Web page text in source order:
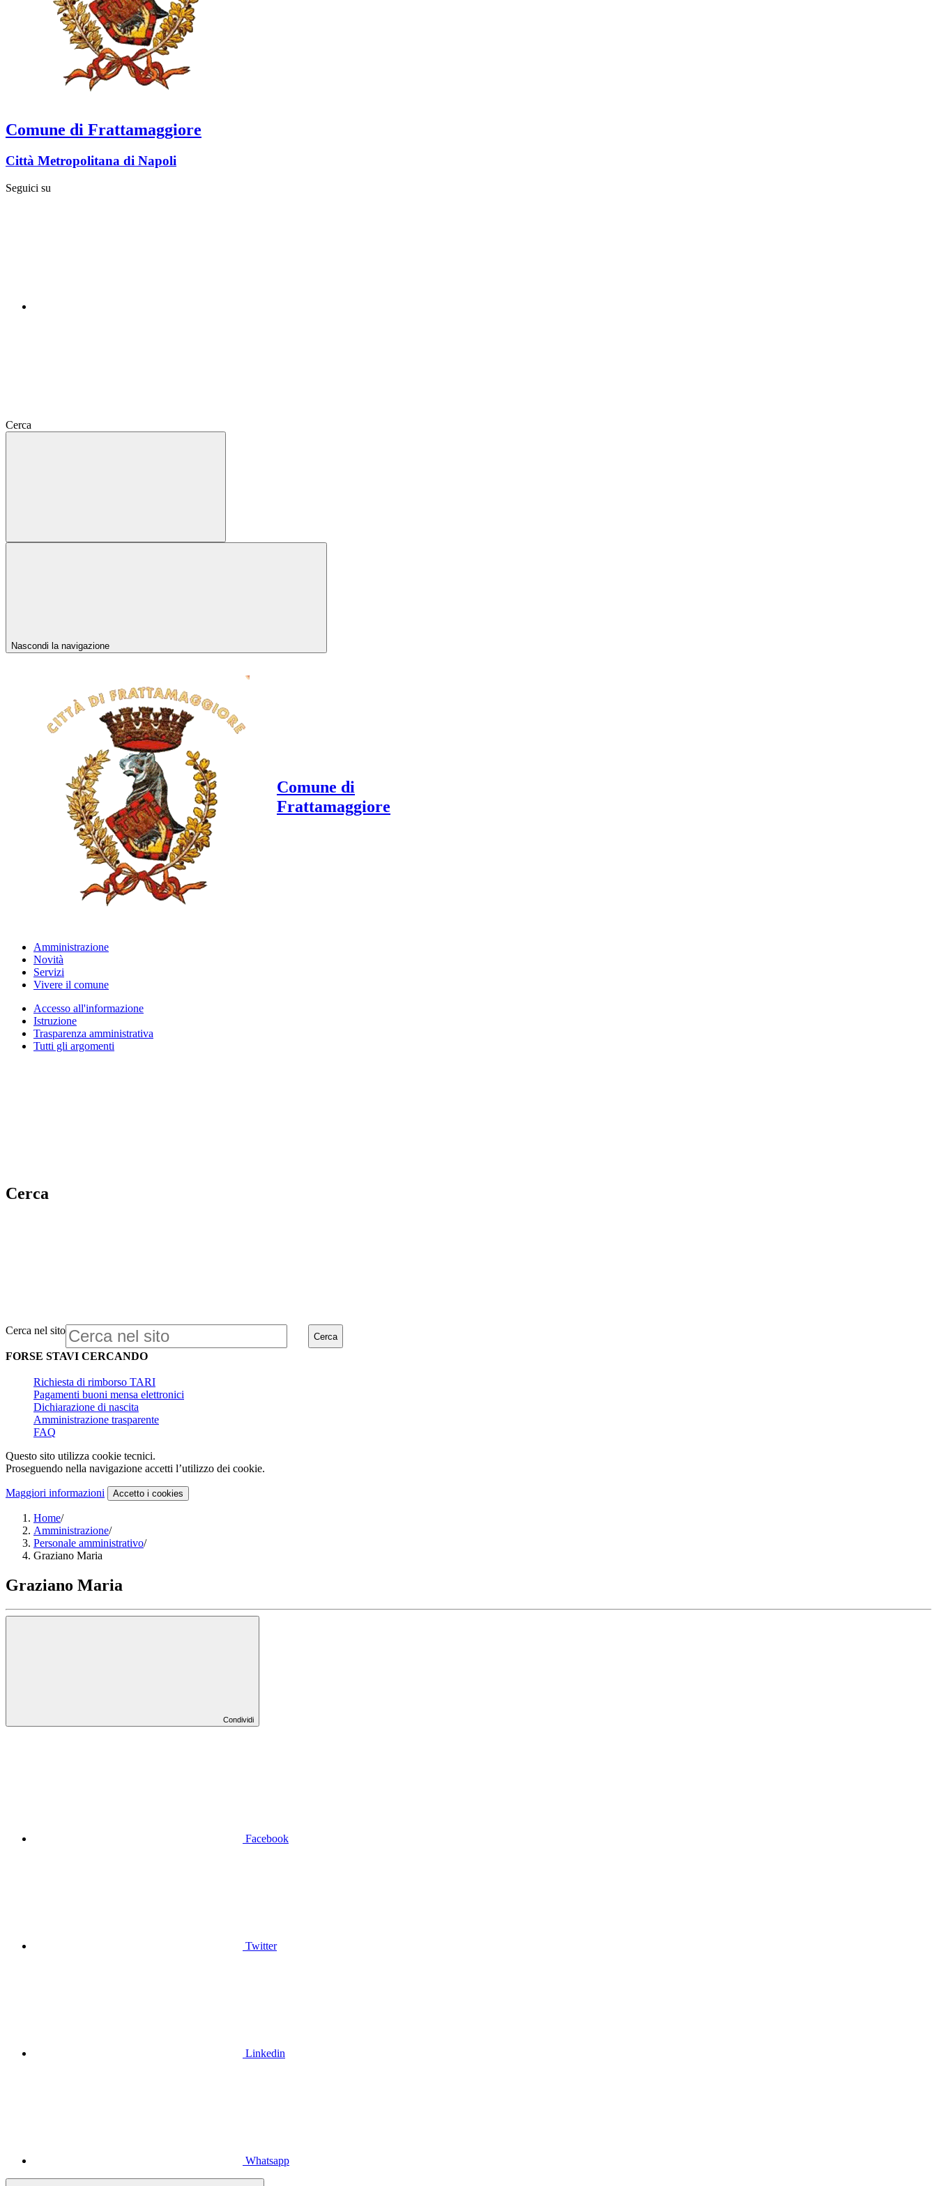
Comune di Frattamaggiore
Città Metropolitana di Napoli
Seguici su
Cerca
Nascondi la navigazione
Comune di
Frattamaggiore
Amministrazione
Novità
Servizi
Vivere il comune
Accesso all'informazione
Istruzione
Trasparenza amministrativa
Tutti gli argomenti
Cerca
Cerca nel sito Cerca
FORSE STAVI CERCANDO
Richiesta di rimborso TARI
Pagamenti buoni mensa elettronici
Dichiarazione di nascita
Amministrazione trasparente
FAQ
Questo sito utilizza cookie tecnici.
Proseguendo nella navigazione accetti l’utilizzo dei cookie.
Maggiori informazioni Accetto i cookies
Home/
Amministrazione/
Personale amministrativo/
Graziano Maria
Graziano Maria
Condividi
Facebook
Twitter
Linkedin
Whatsapp